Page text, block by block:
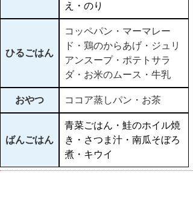
え・のり
ひるごはん
コッペパン・マーマレー
ド・鶏のからあげ・ジュリ
アンスープ・ポテトサラ
ダ・お米のムース・牛乳
おやつ ココア蒸しパン・お茶
ばんごはん
青菜ごはん・鮭のホイル焼
き・さつま汁・南瓜そぼろ
煮・キウイ